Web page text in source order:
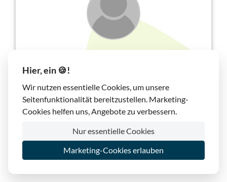
Bin schon länger "Kostenfrei-Kunde" und zufrieden,
ziehe jetzt die Domain um: Klappt alles prima, bei
Fragen (bzw. eigenen Fehlern) Super-Support mit
nettem Tonfall selbst zu "unchristlichen Zeiten",
Lösungs-Tickets kommen: Besser geht nicht!
Michael Happ, Januar 2017
Hier, ein 🍪!
Wir nutzen essentielle Cookies, um unsere
Seitenfunktionalität bereitzustellen. Marketing-
Cookies helfen uns, Angebote zu verbessern.
Nur essentielle Cookies
Marketing-Cookies erlauben